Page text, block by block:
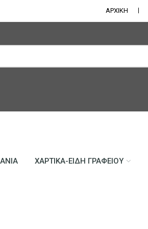
ΑΡΧΙΚΗ
ΧΑΡΤΙΚΆ-ΕΊΔΗ ΓΡΑΦΕΊΟΥ